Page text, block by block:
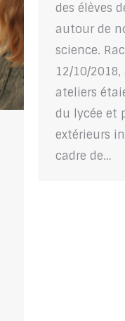
des élèves
autour de
science.
12/10/2018,
ateliers
du lycée et
extérieurs
cadre de…